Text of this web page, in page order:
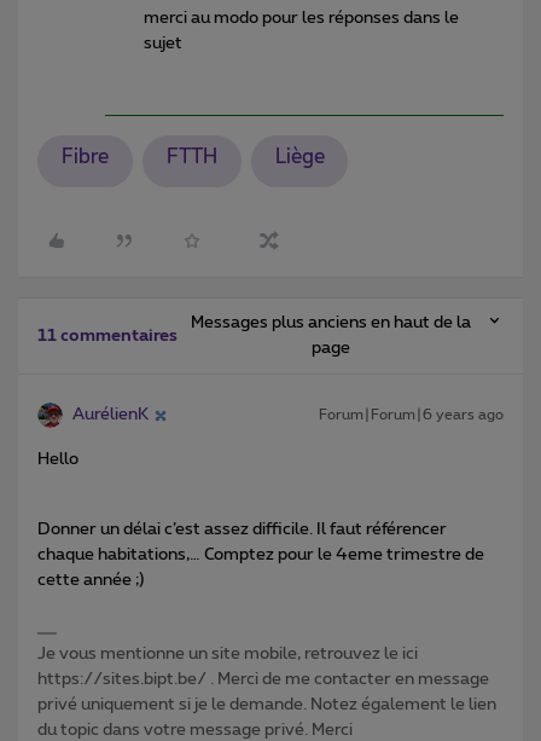
merci au modo pour les réponses dans le
sujet
Fibre FTTH Liège
11 commentaires
Messages plus anciens en haut de la
page
AurélienK Forum|Forum|6 years ago
Hello
Donner un délai c’est assez difficile. Il faut référencer
chaque habitations,… Comptez pour le 4eme trimestre de
cette année ;)
Je vous mentionne un site mobile, retrouvez le ici
https://sites.bipt.be/ . Merci de me contacter en message
privé uniquement si je le demande. Notez également le lien
du topic dans votre message privé. Merci